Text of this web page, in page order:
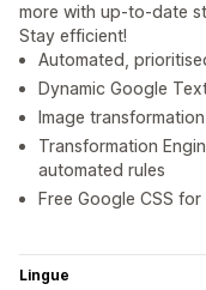
more with up-to-date
Stay efficient!
Automated,
Dynamic Google
Image
Transformation
automated rules
Free Google CSS
Lingue